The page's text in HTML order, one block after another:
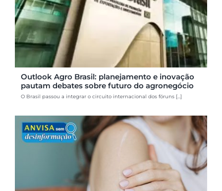
Outlook Agro Brasil: planejamento e inovação
pautam debates sobre futuro do agronegócio
O Brasil passou a integrar o circuito internacional dos fóruns [...]